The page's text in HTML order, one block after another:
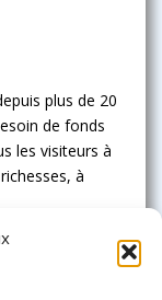
plus de 20
de fonds
les visiteurs à
à